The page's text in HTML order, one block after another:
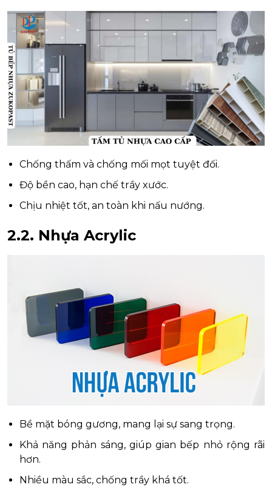
Chống thấm và chống mối mọt tuyệt đối.
Độ bền cao, hạn chế trầy xước.
Chịu nhiệt tốt, an toàn khi nấu nướng.
2.2. Nhựa Acrylic
Bề mặt bóng gương, mang lại sự sang trọng.
Khả năng phản sáng, giúp gian bếp nhỏ rộng rãi
hơn.
Nhiều màu sắc, chống trầy khá tốt.